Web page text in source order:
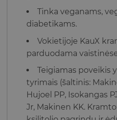
Tinka veganams,
diabetikams.
Vokietijoje KauX
parduodama
Teigiamas poveikis
tyrimais (šaltinis:
Hujoel PP, Isokangas
Jr, Makinen KK.